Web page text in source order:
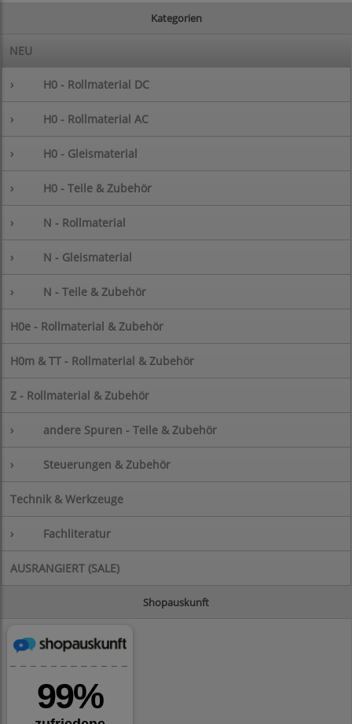
Kategorien
NEU
› H0 - Rollmaterial DC
› H0 - Rollmaterial AC
› H0 - Gleismaterial
› H0 - Teile & Zubehör
› N - Rollmaterial
› N - Gleismaterial
› N - Teile & Zubehör
H0e - Rollmaterial & Zubehör
H0m & TT - Rollmaterial & Zubehör
Z - Rollmaterial & Zubehör
› andere Spuren - Teile & Zubehör
› Steuerungen & Zubehör
Technik & Werkzeuge
› Fachliteratur
AUSRANGIERT (SALE)
Shopauskunft